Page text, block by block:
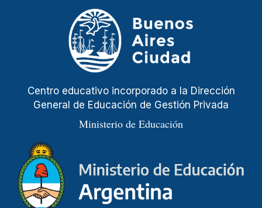
Centro educativo incorporado a la Dirección
General de Educación de Gestión Privada
Ministerio de Educación